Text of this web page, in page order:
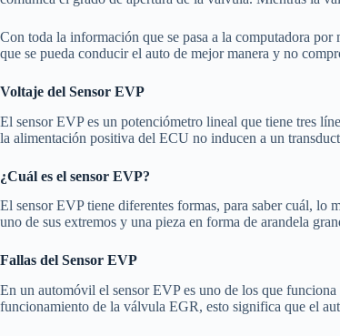
Con toda la información que se pasa a la computadora
que se pueda conducir el auto de mejor manera y no
Voltaje del Sensor EVP
El sensor EVP es un potenciómetro lineal que tiene tres
la alimentación positiva del ECU no inducen a un
¿Cuál es el sensor EVP?
El sensor EVP tiene diferentes formas, para saber cuál, lo
uno de sus extremos y una pieza en forma de arandela
Fallas del Sensor EVP
En un automóvil el sensor EVP es uno de los que funciona
funcionamiento de la válvula EGR, esto significa que el